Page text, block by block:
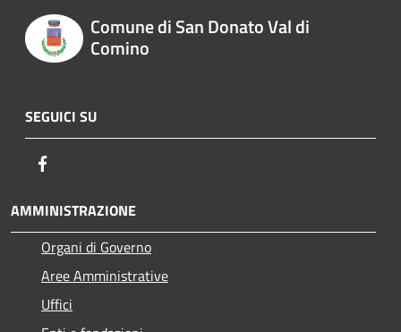
Comune di San Donato Val di
Comino
SEGUICI SU
AMMINISTRAZIONE
Organi di Governo
Aree Amministrative
Uffici